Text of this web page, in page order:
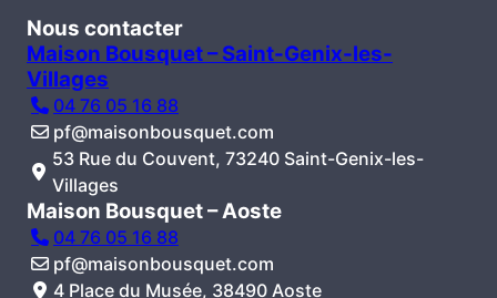
Nous contacter
Maison Bousquet – Saint-Genix-les-
Villages
04 76 05 16 88
pf@maisonbousquet.com
53 Rue du Couvent, 73240 Saint-Genix-les-
Villages
Maison Bousquet – Aoste
04 76 05 16 88
pf@maisonbousquet.com
4 Place du Musée, 38490 Aoste